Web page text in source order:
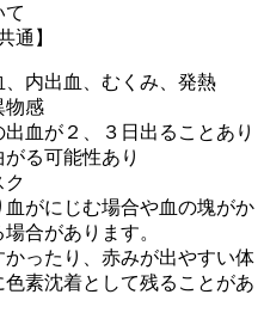
て
通】
内出血、むくみ、発熱
物感
血が２、３日出ることあり
る可能性あり
血がにじむ場合や血の塊がか
合があります。
かったり、赤みが出やすい体
素沈着として残ることがあ